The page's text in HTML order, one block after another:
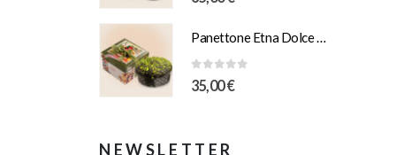
Panettone Etna Dolce Vulcano e Pistacchio Salato 1Kg Scatola Illustrazione “Orlando”
0Su 5
35,00€
NEWSLETTER